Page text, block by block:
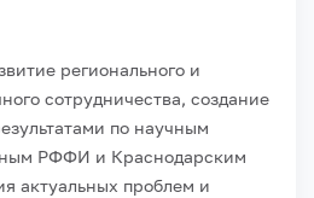
регионального и
сотрудничества, создание
по научным
РФФИ и Краснодарским
актуальных проблем и